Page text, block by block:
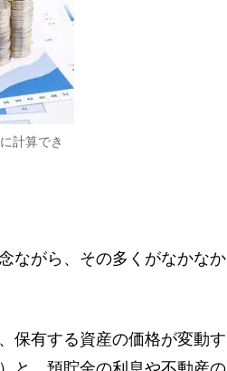
計算でき
ながら、その多くがなかなか
保有する資産の価格が変動す